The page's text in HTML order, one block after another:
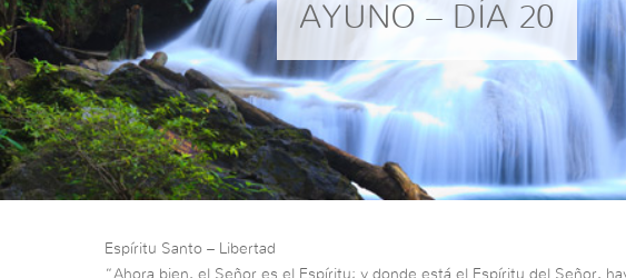
AYUNO – DÍA 20
Espíritu Santo – Libertad
“Ahora bien, el Señor es el Espíritu; y donde está el Espíritu del Señor,